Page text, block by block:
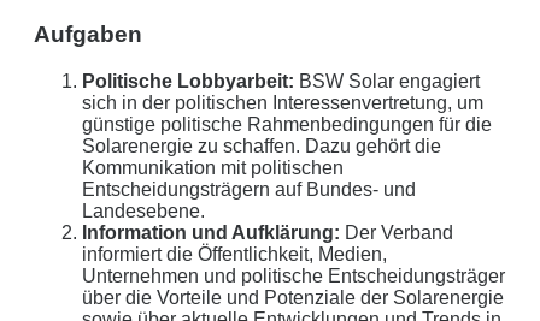
Aufgaben
Politische Lobbyarbeit: BSW Solar engagiert
sich in der politischen Interessenvertretung, um
günstige politische Rahmenbedingungen für die
Solarenergie zu schaffen. Dazu gehört die
Kommunikation mit politischen
Entscheidungsträgern auf Bundes- und
Landesebene.
Information und Aufklärung: Der Verband
informiert die Öffentlichkeit, Medien,
Unternehmen und politische Entscheidungsträger
über die Vorteile und Potenziale der Solarenergie